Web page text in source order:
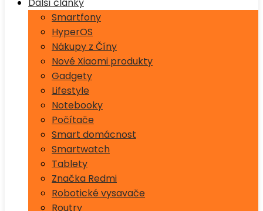
Smartfony
HyperOS
Nákupy z Číny
Nové Xiaomi produkty
Gadgety
Lifestyle
Notebooky
Počítače
Smart domácnost
Smartwatch
Tablety
Značka Redmi
Robotické vysavače
Routry